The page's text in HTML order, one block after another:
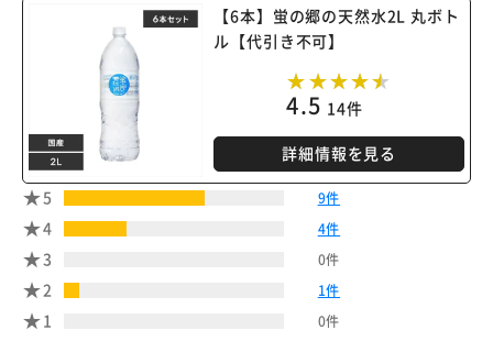
【6本】蛍の郷の天然水2L 丸ボト
ル【代引き不可】
4.5 14件
詳細情報を見る
5 9件
4 4件
3 0件
2 1件
1 0件